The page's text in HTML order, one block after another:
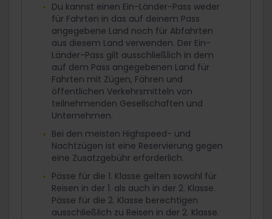
Du kannst einen Ein-Länder-Pass weder
für Fahrten in das auf deinem Pass
angegebene Land noch für Abfahrten
aus diesem Land verwenden. Der Ein-
Länder-Pass gilt ausschließlich in dem
auf dem Pass angegebenen Land für
Fahrten mit Zügen, Fähren und
öffentlichen Verkehrsmitteln von
teilnehmenden Gesellschaften und
Unternehmen.
Bei den meisten Highspeed- und
Nachtzügen ist eine Reservierung gegen
eine Zusatzgebühr erforderlich.
Pässe für die 1. Klasse gelten sowohl für
Reisen in der 1. als auch in der 2. Klasse.
Pässe für die 2. Klasse berechtigen
ausschließlich zu Reisen in der 2. Klasse.